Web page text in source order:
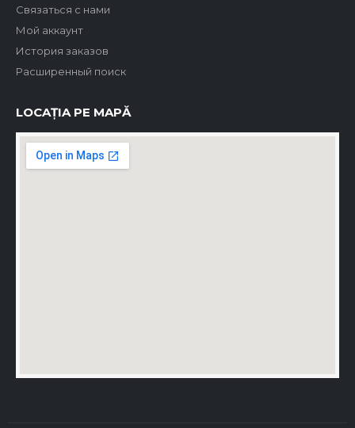
Связаться с нами
Мой аккаунт
История заказов
Расширенный поиск
LOCAȚIA PE MAPĂ